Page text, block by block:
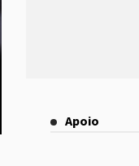
Apoio